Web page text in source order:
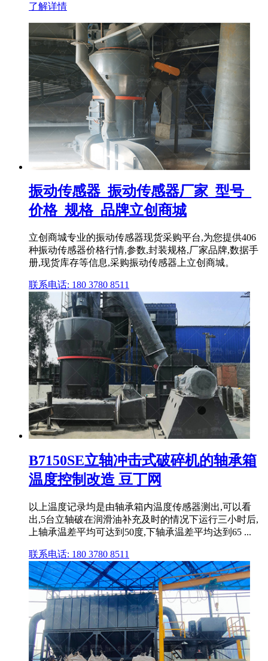
了解详情
振动传感器_振动传感器厂家_型号_
价格_规格_品牌立创商城
立创商城专业的振动传感器现货采购平台,为您提供406
种振动传感器价格行情,参数,封装规格,厂家品牌,数据手
册,现货库存等信息,采购振动传感器上立创商城。
联系电话: 180 3780 8511
B7150SE立轴冲击式破碎机的轴承箱
温度控制改造 豆丁网
以上温度记录均是由轴承箱内温度传感器测出,可以看
出,5台立轴破在润滑油补充及时的情况下运行三小时后,
上轴承温差平均可达到50度,下轴承温差平均达到65 ...
联系电话: 180 3780 8511